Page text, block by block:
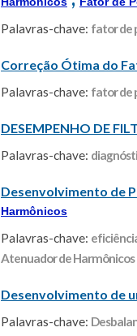
Palavras-chave: fator de
Correção Ótima do
Palavras-chave: fator de
DESEMPENHO DE
Palavras-chave:
Desenvolvimento de
Harmônicos
Palavras-chave:
Atenuador de Harmônicos
Desenvolvimento de
Palavras-chave: